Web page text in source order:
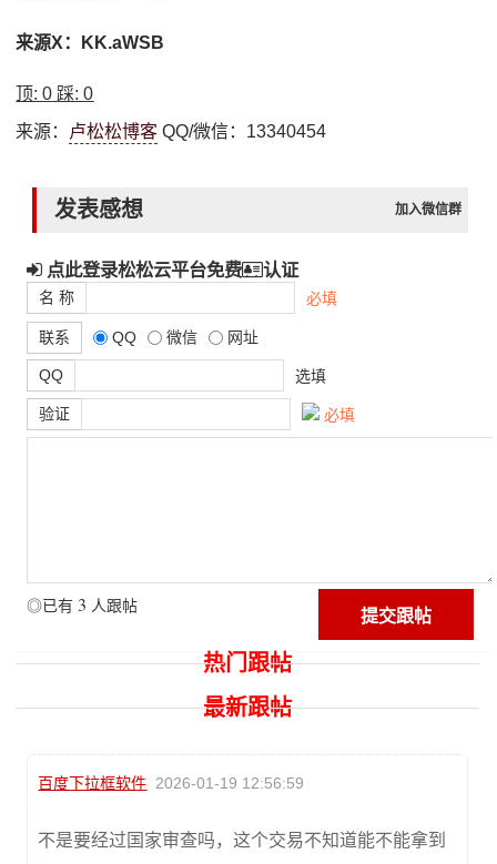
来源X：KK.aWSB
顶:0 踩:0
来源： 卢松松博客 QQ/微信：13340454
发表感想 加入微信群
点此登录松松云平台免费 认证
名 称 必填
联系 QQ 微信 网址
QQ 选填
验证 必填
◎已有 3 人跟帖
热门跟帖
最新跟帖
百度下拉框软件 2026-01-19 12:56:59
不是要经过国家审查吗，这个交易不知道能不能拿到